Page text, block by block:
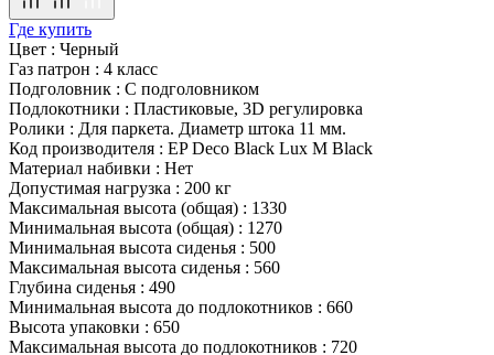
Где купить
Цвет : Черный
Газ патрон : 4 класс
Подголовник : С подголовником
Подлокотники : Пластиковые, 3D регулировка
Ролики : Для паркета. Диаметр штока 11 мм.
Код производителя : EP Deco Black Lux M Black
Материал набивки : Нет
Допустимая нагрузка : 200 кг
Максимальная высота (общая) : 1330
Минимальная высота (общая) : 1270
Минимальная высота сиденья : 500
Максимальная высота сиденья : 560
Глубина сиденья : 490
Минимальная высота до подлокотников : 660
Высота упаковки : 650
Максимальная высота до подлокотников : 720